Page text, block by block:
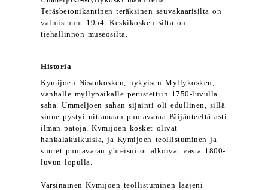
Teräsbetonikantinen teräksinen sauvakaarisilta on
valmistunut 1954. Keskikosken silta on
tiehallinnon museosilta.
Historia
Kymijoen Nisankosken, nykyisen Myllykosken,
vanhalle myllypaikalle perustettiin 1750-luvulla
saha. Ummeljoen sahan sijainti oli edullinen, sillä
sinne pystyi uittamaan puutavaraa Päijänteeltä asti
ilman patoja. Kymijoen kosket olivat
hankalakulkuisia, ja Kymijoen teollistuminen ja
suuret puutavaran yhteisuitot alkoivat vasta 1800-
luvun lopulla.
Varsinainen Kymijoen teollistuminen laajeni